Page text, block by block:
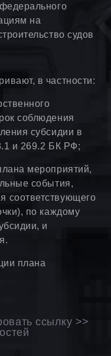
на
судов
в частности:
соблюдения
субсидии в
и 269.2 БК РФ;
мероприятий,
события,
соответствующего
по каждому
и
плана
ссылку >>